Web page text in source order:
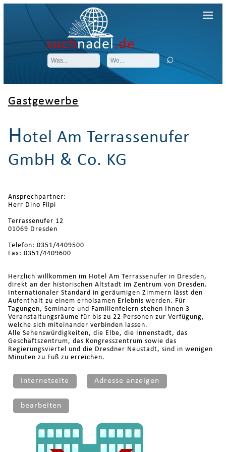
suchnadel.de
Gastgewerbe
Hotel Am Terrassenufer
GmbH & Co. KG
Ansprechpartner:
Herr Dino Filpi
Terrassenufer 12
01069 Dresden
Telefon: 0351/4409500
Fax: 0351/4409600
Herzlich willkommen im Hotel Am Terrassenufer in Dresden,
direkt an der historischen Altstadt im Zentrum von Dresden.
Internationaler Standard in geräumigen Zimmern lässt den
Aufenthalt zu einem erholsamen Erlebnis werden. Für
Tagungen, Seminare und Familienfeiern stehen Ihnen 3
Veranstaltungsräume für bis zu 22 Personen zur Verfügung,
welche sich miteinander verbinden lassen.
Alle Sehenswürdigkeiten, die Elbe, die Innenstadt, das
Geschäftszentrum, das Kongresszentrum sowie das
Regierungsviertel und die Dresdner Neustadt, sind in wenigen
Minuten zu Fuß zu erreichen.
Internetseite Adresse anzeigen
bearbeiten